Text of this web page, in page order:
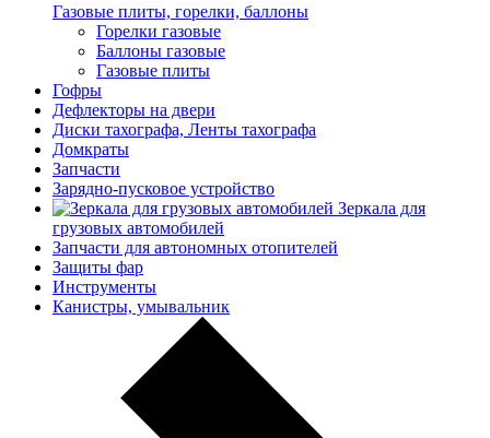
Газовые плиты, горелки, баллоны
Горелки газовые
Баллоны газовые
Газовые плиты
Гофры
Дефлекторы на двери
Диски тахографа, Ленты тахографа
Домкраты
Запчасти
Зарядно-пусковое устройство
Зеркала для
грузовых автомобилей
Запчасти для автономных отопителей
Защиты фар
Инструменты
Канистры, умывальник